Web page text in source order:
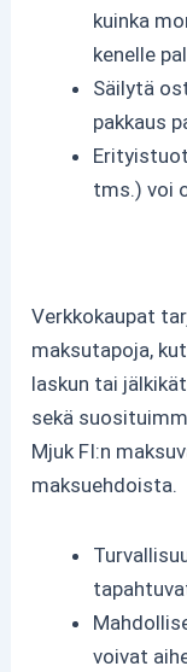
kuinka
kenelle
Säilytä
pakkaus
tms.) voi
Verkkokaupat
maksutapoja,
laskun tai
sekä
Mjuk FI:n
maksuehdoista.
voivat